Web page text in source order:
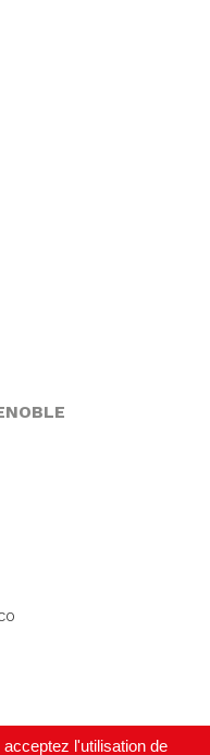
l'utilisation de